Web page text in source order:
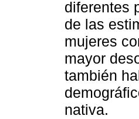
diferentes
de las
mujeres
mayor
también
nativa.